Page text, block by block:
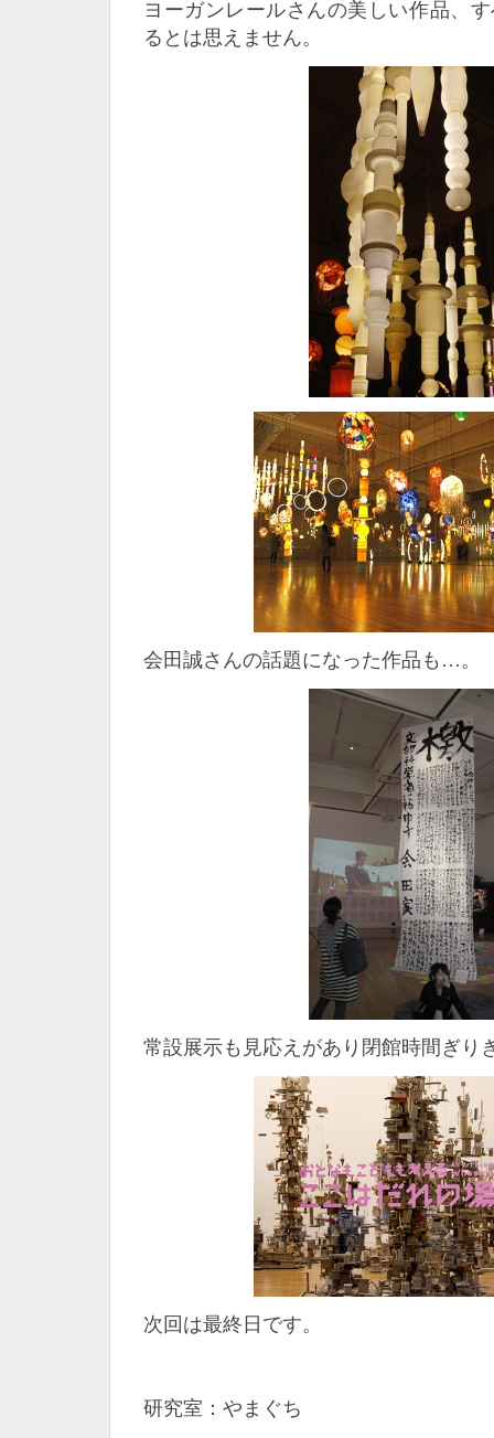
ヨーガンレールさんの美しい作品、
るとは思えません。
会田誠さんの話題になった作品も…。
常設展示も見応えがあり閉館時間ぎ
次回は最終日です。
研究室：やまぐち